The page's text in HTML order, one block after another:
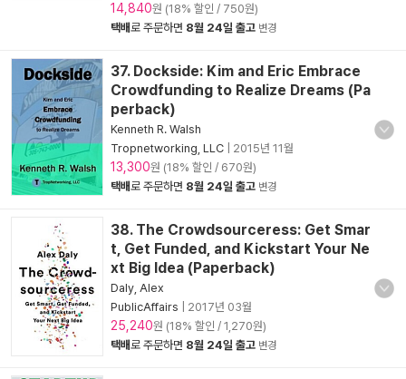
14,840원 (18% 할인 / 750원)
택배로 주문하면 8월 24일 출고 변경
37. Dockside: Kim and Eric Embrace
Crowdfunding to Realize Dreams (Pa
perback)
Kenneth R. Walsh
Tropnetworking, LLC
2015년 11월
13,300원 (18% 할인 / 670원)
택배로 주문하면 8월 24일 출고 변경
38. The Crowdsourceress: Get Smar
t, Get Funded, and Kickstart Your Ne
xt Big Idea (Paperback)
Daly, Alex
PublicAffairs
2017년 03월
25,240원 (18% 할인 / 1,270원)
택배로 주문하면 8월 24일 출고 변경